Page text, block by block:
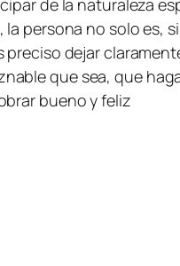
de la naturaleza
persona no solo
dejar
que sea, que
bueno y feliz